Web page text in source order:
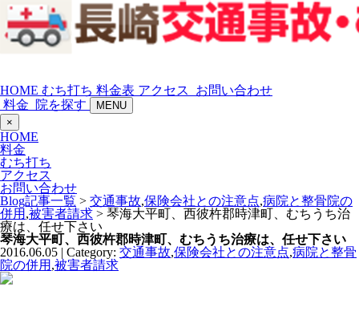
HOME むち打ち 料金表 アクセス
お問い合わせ
料金
院を探す
MENU
×
HOME
料金
むち打ち
アクセス
お問い合わせ
Blog記事一覧 > 交通事故,保険会社との注意点,病院と整骨院の
併用 ,被害者請求 > 琴海大平町、西彼杵郡時津町、むちうち治
療は、任せ下さい
琴海大平町、西彼杵郡時津町、むちうち治療は、任せ下さい
2016.06.05 | Category: 交通事故,保険会社との注意点,病院と整骨
院の併用 ,被害者請求